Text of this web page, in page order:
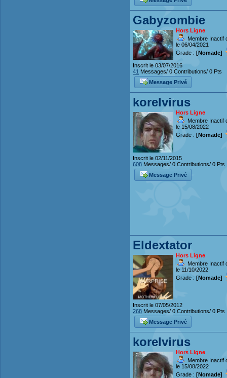
Gabyzombie
Hors Ligne
Membre Inactif
le 06/04/2021
Grade : [Nomade]
Inscrit le 03/07/2016
41 Messages/ 0 Contributions/ 0 Pts
Message Privé
korelvirus
Hors Ligne
Membre Inactif
le 15/08/2022
Grade : [Nomade]
Inscrit le 02/11/2015
608 Messages/ 0 Contributions/ 0 Pts
Message Privé
Eldextator
Hors Ligne
Membre Inactif
le 11/10/2022
Grade : [Nomade]
Inscrit le 07/05/2012
268 Messages/ 0 Contributions/ 0 Pts
Message Privé
korelvirus
Hors Ligne
Membre Inactif
le 15/08/2022
Grade : [Nomade]